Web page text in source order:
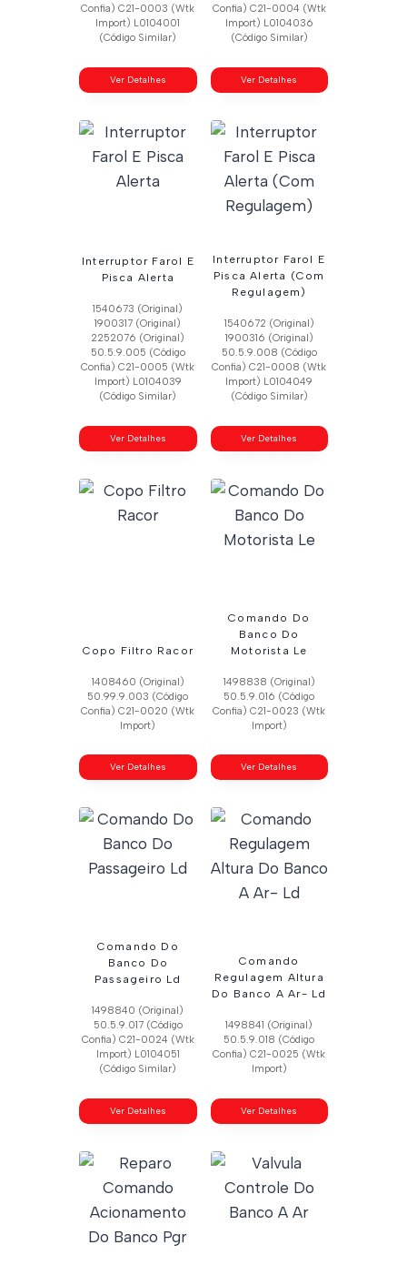
Confia) C21-0003 (Wtk
Import) L0104001
(Código Similar)
Ver Detalhes
Confia) C21-0004 (Wtk
Import) L0104036
(Código Similar)
Ver Detalhes
Interruptor Farol E
Pisca Alerta
1540673 (Original)
1900317 (Original)
2252076 (Original)
50.5.9.005 (Código
Confia) C21-0005 (Wtk
Import) L0104039
(Código Similar)
Ver Detalhes
Interruptor Farol E
Pisca Alerta (Com
Regulagem)
1540672 (Original)
1900316 (Original)
50.5.9.008 (Código
Confia) C21-0008 (Wtk
Import) L0104049
(Código Similar)
Ver Detalhes
Copo Filtro Racor
1408460 (Original)
50.99.9.003 (Código
Confia) C21-0020 (Wtk
Import)
Ver Detalhes
Comando Do
Banco Do
Motorista Le
1498838 (Original)
50.5.9.016 (Código
Confia) C21-0023 (Wtk
Import)
Ver Detalhes
Comando Do
Banco Do
Passageiro Ld
1498840 (Original)
50.5.9.017 (Código
Confia) C21-0024 (Wtk
Import) L0104051
(Código Similar)
Ver Detalhes
Comando
Regulagem Altura
Do Banco A Ar- Ld
1498841 (Original)
50.5.9.018 (Código
Confia) C21-0025 (Wtk
Import)
Ver Detalhes